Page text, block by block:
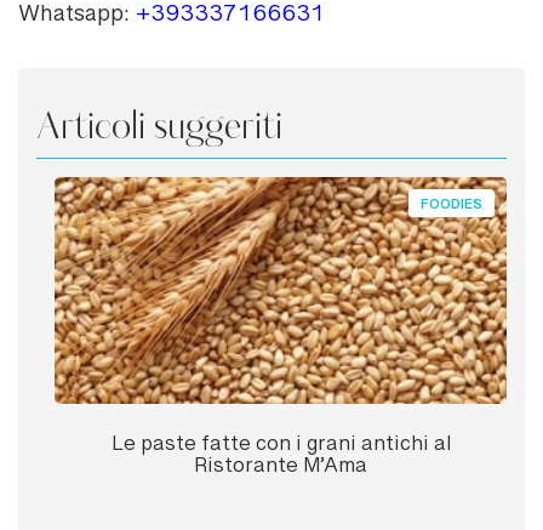
Whatsapp: +393337166631
Articoli suggeriti
FOODIES
Le paste fatte con i grani antichi al
Ristorante M’Ama